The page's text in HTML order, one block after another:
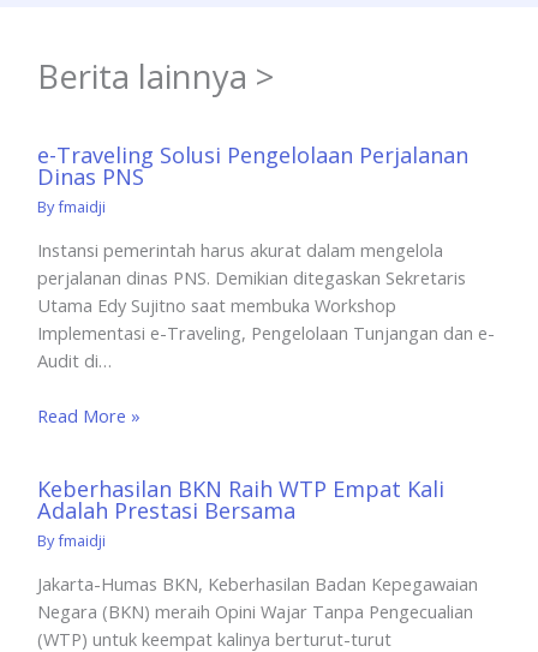
Berita lainnya >
e-Traveling Solusi Pengelolaan Perjalanan
Dinas PNS
Byfmaidji
Instansi pemerintah harus akurat dalam mengelola
perjalanan dinas PNS. Demikian ditegaskan Sekretaris
Utama Edy Sujitno saat membuka Workshop
Implementasi e-Traveling, Pengelolaan Tunjangan dan e-
Audit di…
Read More »
Keberhasilan BKN Raih WTP Empat Kali
Adalah Prestasi Bersama
Byfmaidji
Jakarta-Humas BKN, Keberhasilan Badan Kepegawaian
Negara (BKN) meraih Opini Wajar Tanpa Pengecualian
(WTP) untuk keempat kalinya berturut-turut